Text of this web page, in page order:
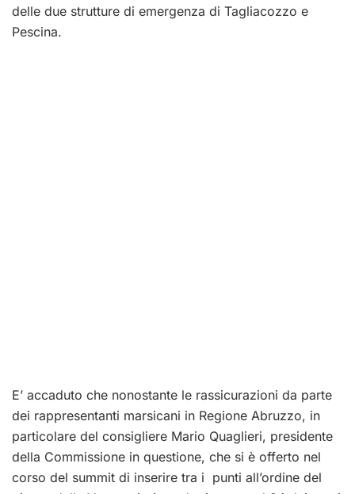
delle due strutture di emergenza di Tagliacozzo e
Pescina.
E’ accaduto che nonostante le rassicurazioni da parte
dei rappresentanti marsicani in Regione Abruzzo, in
particolare del consigliere Mario Quaglieri, presidente
della Commissione in questione, che si è offerto nel
corso del summit di inserire tra i punti all’ordine del